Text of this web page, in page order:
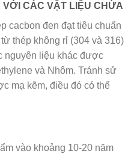
CÁC VẬT LIỆU CHỨA
cacbon đen đạt tiêu chuẩn
thép không rỉ (304 và 316)
nguyên liệu khác được
và Nhôm. Tránh sử
mạ kẽm, điều đó có thể
vào khoảng 10-20 năm